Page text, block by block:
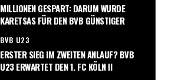
MILLIONEN GESPART: DARUM WURDE
KARETSAS FÜR DEN BVB GÜNSTIGER
BVB U23
ERSTER SIEG IM ZWEITEN ANLAUF? BVB
U23 ERWARTET DEN 1. FC KÖLN II